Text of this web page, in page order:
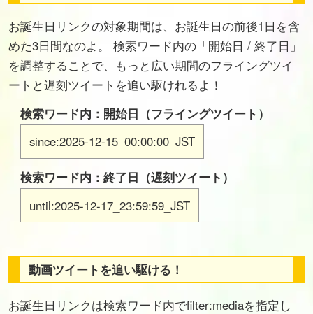
お誕生日リンクの対象期間は、お誕生日の前後1日を含
めた3日間なのよ。 検索ワード内の「開始日 / 終了日」
を調整することで、もっと広い期間のフライングツイ
ートと遅刻ツイートを追い駆けれるよ！
検索ワード内：開始日（フライングツイート）
since:2025-12-15_00:00:00_JST
検索ワード内：終了日（遅刻ツイート）
until:2025-12-17_23:59:59_JST
動画ツイートを追い駆ける！
お誕生日リンクは検索ワード内でfilter:mediaを指定し